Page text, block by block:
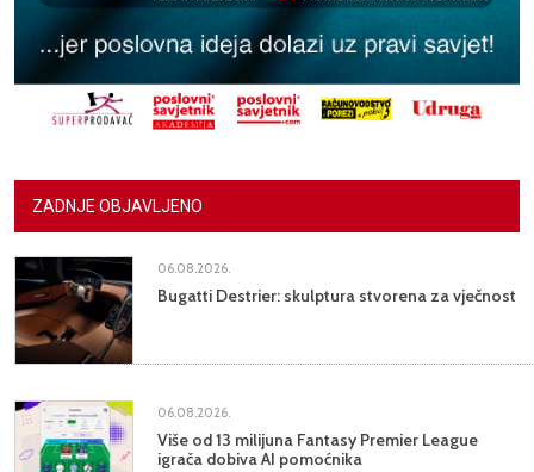
ZADNJE OBJAVLJENO
06.08.2026.
Bugatti Destrier: skulptura stvorena za vječnost
06.08.2026.
Više od 13 milijuna Fantasy Premier League
igrača dobiva AI pomoćnika